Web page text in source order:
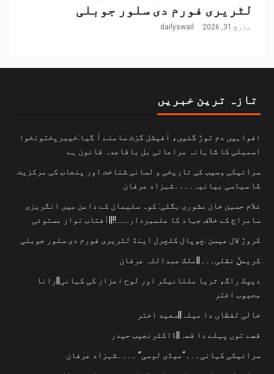
لٹریری فورم دی سلور جوبلی
مارچ 31, 2026 dailyswail
تازہ ترین خبریں
افواہیں دم توڑ گئیں، آفیشل گزٹ سامنے آ گیا:خیبرپختونخوا
اسمبلی کا شاہانہ مراعاتی بل باقاعدہ قانون ہے
سرائیکی وسیب کی تاریخی و لسانی شناخت اور پنجاب کی مرکزیت
کا سیاسی بیانیہ۔۔۔۔شہزاد عرفان
غلام حسین خان مشوری بگٹی: کوہ سلیمان کے دامن میں انگریزی
سامراج کے خلاف جہاد کا علمبردار…….!!||آفتاب نواز مستوئی
کروڑ لال عیسن :چوپال کلچرل اینڈ لٹریری فورم دی سلور جوبلی
کریمݨ نقلی۔۔۔||ملک عبداللہ عرفان
دیپک راگ، ثریا ملتانیکر اور لوح اعزاز کی کہانی||رانا
محبوب اختر
خالی لفظاں دا میلہ||سعید اختر
قصے توں پہلے دا قصہ||ڈاکٹرنجیب حیدر
سرائیکی کہانی۔۔۔“میڈی لوسی” ۔۔۔۔شہزاد عرفان